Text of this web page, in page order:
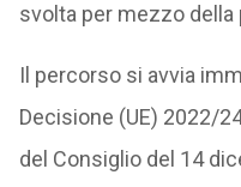
svolta per mezzo della
Il percorso si avvia
Decisione (UE) 2022/
del Consiglio del 14